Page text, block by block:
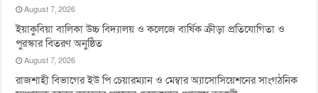
August 7, 2026
ইয়াকুবিয়া বালিকা উচ্চ বিদ্যালয় ও কলেজে বার্ষিক ক্রীড়া প্রতিযোগিতা ও
পুরস্কার বিতরণ অনুষ্ঠিত
August 7, 2026
রাজশাহী বিভাগের ইউ পি চেয়ারম্যান ও মেম্বার অ্যাসোসিয়েশনের সাংগঠনিক